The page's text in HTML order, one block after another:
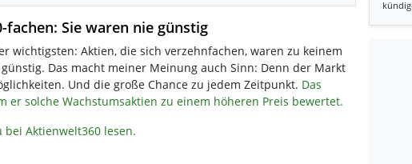
fachen: Sie waren nie günstig
wichtigsten: Aktien, die sich verzehnfachen, waren zu keinem
Das macht meiner Meinung auch Sinn: Denn der Markt
Und die große Chance zu jedem Zeitpunkt. Das
solche Wachstumsaktien zu einem höheren Preis bewertet.
Aktienwelt360 lesen.